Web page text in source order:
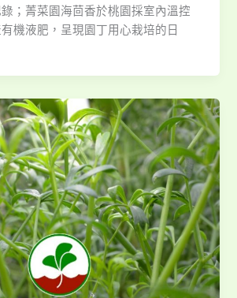
；菁菜園海茴香於桃園採室內溫控
機液肥，呈現園丁用心栽培的日